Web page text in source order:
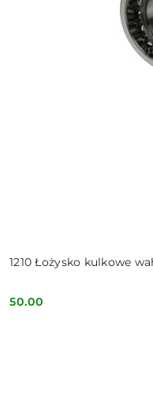
1210 Łożysko kulkowe
Cena:
50.00